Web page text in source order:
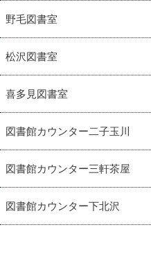
野毛図書室
松沢図書室
喜多見図書室
図書館カウンター二子玉川
図書館カウンター三軒茶屋
図書館カウンター下北沢